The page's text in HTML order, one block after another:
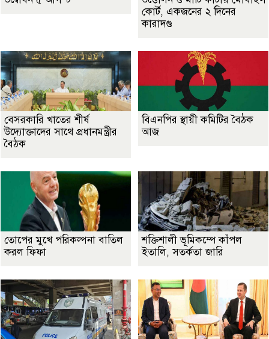
কোর্ট, একজনের ২ দিনের
কারাদণ্ড
বেসরকারি খাতের শীর্ষ
উদ্যোক্তাদের সাথে প্রধানমন্ত্রীর
বৈঠক
বিএনপির স্থায়ী কমিটির বৈঠক
আজ
তোপের মুখে পরিকল্পনা বাতিল
করল ফিফা
শক্তিশালী ভূমিকম্পে কাঁপল
ইতালি, সতর্কতা জারি